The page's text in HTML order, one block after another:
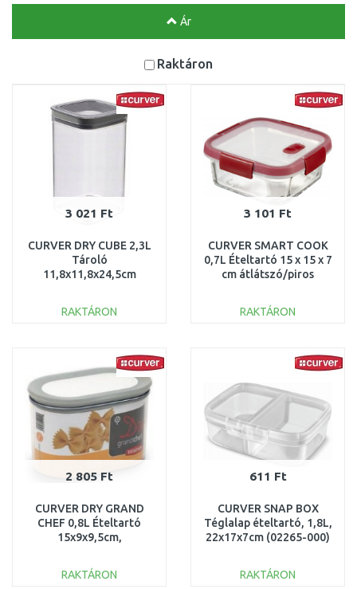
Ár
Raktáron
3 021 Ft
CURVER DRY CUBE 2,3L
Tároló
11,8x11,8x24,5cm
03512-840
RAKTÁRON
Összehasonlítás
3 101 Ft
CURVER SMART COOK
0,7L Ételtartó 15 x 15 x 7
cm átlátszó/piros
RAKTÁRON
Összehasonlítás
2 805 Ft
CURVER DRY GRAND
CHEF 0,8L Ételtartó
15x9x9,5cm,
164807
RAKTÁRON
611 Ft
CURVER SNAP BOX
Téglalap ételtartó, 1,8L,
22x17x7cm (02265-000)
RAKTÁRON